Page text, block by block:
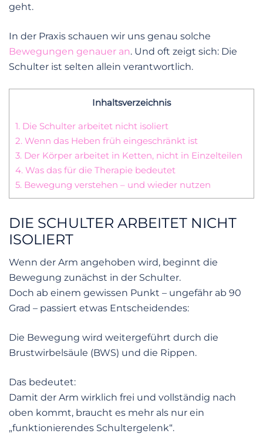
geht.
In der Praxis schauen wir uns genau solche
Bewegungen genauer an. Und oft zeigt sich: Die
Schulter ist selten allein verantwortlich.
Inhaltsverzeichnis
1. Die Schulter arbeitet nicht isoliert
2. Wenn das Heben früh eingeschränkt ist
3. Der Körper arbeitet in Ketten, nicht in Einzelteilen
4. Was das für die Therapie bedeutet
5. Bewegung verstehen – und wieder nutzen
DIE SCHULTER ARBEITET NICHT
ISOLIERT
Wenn der Arm angehoben wird, beginnt die
Bewegung zunächst in der Schulter.
Doch ab einem gewissen Punkt – ungefähr ab 90
Grad – passiert etwas Entscheidendes:
Die Bewegung wird weitergeführt durch die
Brustwirbelsäule (BWS) und die Rippen.
Das bedeutet:
Damit der Arm wirklich frei und vollständig nach
oben kommt, braucht es mehr als nur ein
„funktionierendes Schultergelenk“.